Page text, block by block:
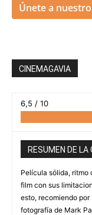
Únete a nuestro
CINEMAGAVIA
6,5 / 10
RESUMEN DE LA
Película sólida, ritmo
film con sus
esto, recomiendo
fotografía de Mark